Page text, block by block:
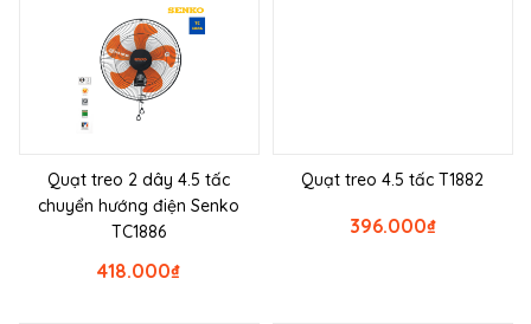
Quạt treo 2 dây 4.5 tấc
chuyển hướng điện Senko
TC1886
₫
418.000
Quạt treo 4.5 tấc T1882
₫
396.000